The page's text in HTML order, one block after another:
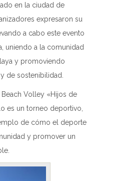
en la ciudad de
expresaron su
a cabo este evento
uniendo a la comunidad
y promoviendo
de sostenibilidad.
Beach Volley «Hijos de
es un torneo deportivo,
de cómo el deporte
y promover un